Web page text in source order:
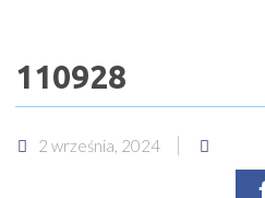
110928
2 września, 2024